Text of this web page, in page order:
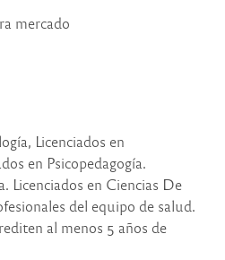
mercado
Licenciados en
en Psicopedagogía.
Licenciados en Ciencias De
del equipo de salud.
al menos 5 años de